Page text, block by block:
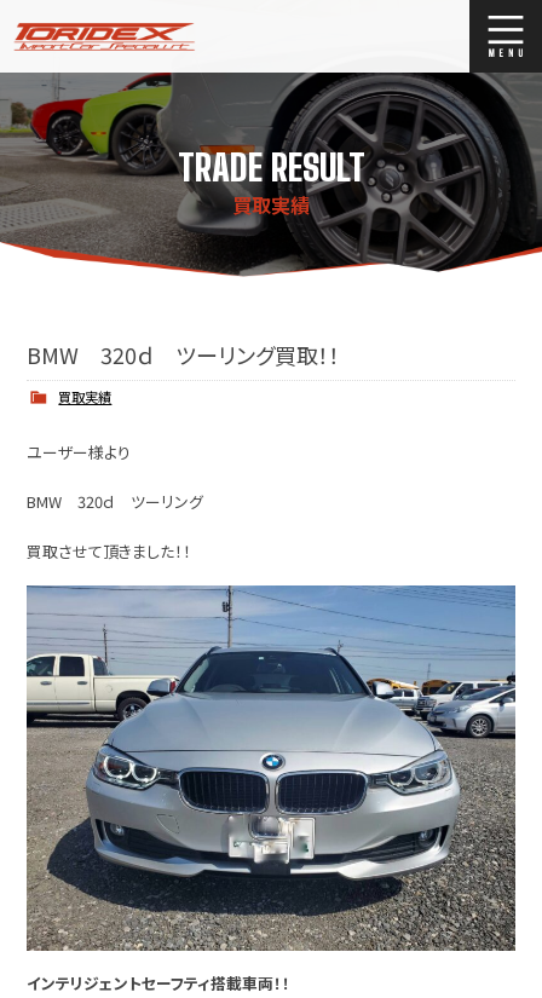
ブログ
Stock list
ストックリスト
買取
TRADE RESULT
買取実績
BMW 320ｄ ツーリング買取！！
買取実績
ユーザー様より
BMW 320ｄ ツーリング
買取させて頂きました！！
インテリジェントセーフティ搭載車両！！